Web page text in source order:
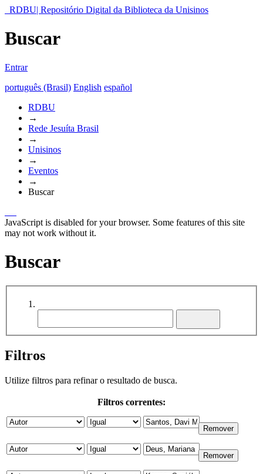
RDBU| Repositório Digital da Biblioteca da Unisinos
Buscar
Entrar
português (Brasil) English español
RDBU
→
Rede Jesuíta Brasil
→
Unisinos
→
Eventos
→
Buscar
JavaScript is disabled for your browser. Some features of this site
may not work without it.
Buscar
Filtros
Utilize filtros para refinar o resultado de busca.
Filtros correntes: